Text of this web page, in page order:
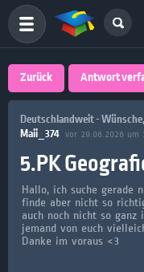
Zurück Antwort
Deutschlandweit -
Maii_374 vor 29.06.2026 um
5.PK
Hallo, ich suche gerade
finde aber nicht so
auch noch nicht so ganz
jemand von euch
Danke im voraus <3